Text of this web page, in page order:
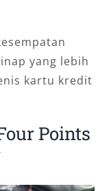
yang lebih
kartu kredit
Points